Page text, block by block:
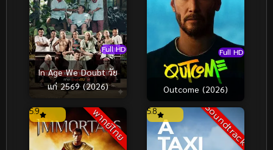
Full HD
In Age We Doubt วัย
แก่ 2569 (2026)
Full HD
Outcome (2026)
พากย์ไทย
5.9 Soundtrack
5.8